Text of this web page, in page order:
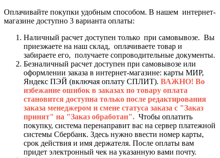
Оплачивайте покупки удобным способом. В нашем интернет-
магазине доступно 3 варианта оплаты:
Наличный расчет доступен только при самовывозе. Вы
приезжаете на наш склад, оплачиваете товар и
забираете его, получаете сопроводительные документы.
Безналичный расчет доступен при самовывозе или
оформлении заказа в интернет-магазине: карты МИР,
Яндекс ПЭЙ (включая оплату СПЛИТ). ВАЖНО! Во
избежание ошибок в заказах по товару оплата
становится доступна только после редактирования
заказа менеджером и смене статуса заказа с "Заказ
принят" на "Заказ обработан". Чтобы оплатить
покупку, система перенаправит вас на сервер платежной
системы Сбербанк. Здесь нужно ввести номер карты,
срок действия и имя держателя. После оплаты вам
придет электронный чек на указанную вами почту.